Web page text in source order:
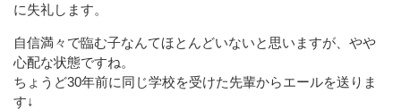
に失礼します。
自信満々で臨む子なんてほとんどいないと思いますが、やや
心配な状態ですね。
ちょうど30年前に同じ学校を受けた先輩からエールを送りま
す↓